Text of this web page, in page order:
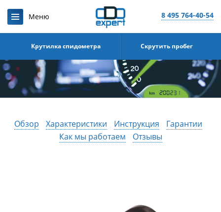
8 495 764-40-54
Крутилка спидометра Скрутить пробег
Обзор Характеристики Инструкция
Гарантии
Как мы работаем
Отзывы